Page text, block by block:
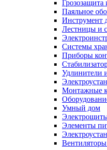
Грозозащита
Паяльное
Инструмент
Лестницы и
Системы
Приборы
Удлинители
Монтажные
Умный дом
Элементы